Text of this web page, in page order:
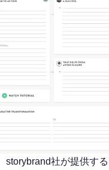
storybrand社が提供す